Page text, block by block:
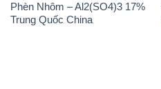
Phèn Nhôm – Al2(SO4)3 17%
Trung Quốc China